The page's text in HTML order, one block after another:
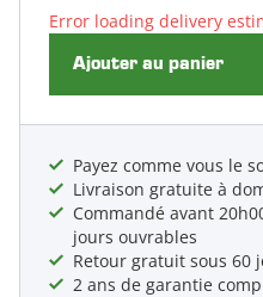
Error loading delivery
Ajouter au panier
Payez comme vous le
Livraison gratuite à
Commandé avant
jours ouvrables
Retour gratuit sous 60
2 ans de garantie